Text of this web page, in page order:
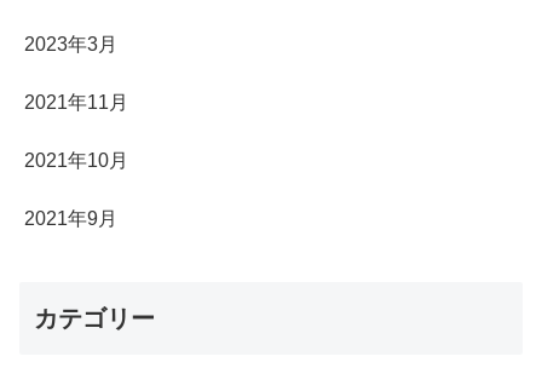
2023年3月
2021年11月
2021年10月
2021年9月
カテゴリー